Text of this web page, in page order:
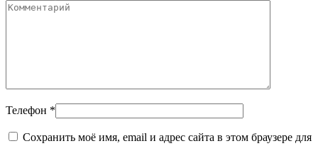
Телефон *
Сохранить моё имя, email и адрес сайта в этом браузере для